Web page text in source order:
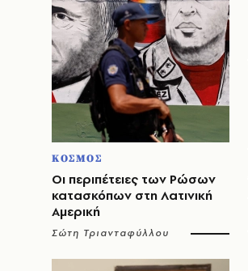
ΚΟΣΜΟΣ
Οι περιπέτειες των Ρώσων
κατασκόπων στη Λατινική
Αμερική
Σώτη Τριανταφύλλου